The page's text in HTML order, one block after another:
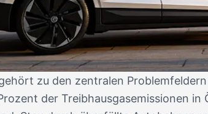
zu den zentralen
der Treibhausgasemissionen